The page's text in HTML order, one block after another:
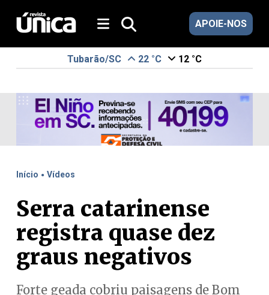
APOIE-NOS
Tubarão/SC 22 °C 12 °C
Início . Vídeos
Serra catarinense
registra quase dez
graus negativos
Forte geada cobriu paisagens de Bom